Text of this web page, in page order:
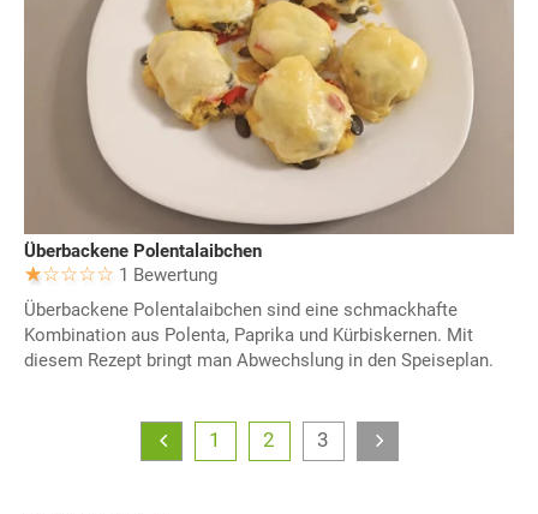
Überbackene Polentalaibchen
1 Bewertung
Überbackene Polentalaibchen sind eine schmackhafte
Kombination aus Polenta, Paprika und Kürbiskernen. Mit
diesem Rezept bringt man Abwechslung in den Speiseplan.
1 2 3